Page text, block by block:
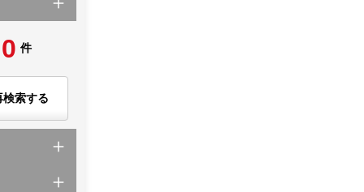
0 件
検索する